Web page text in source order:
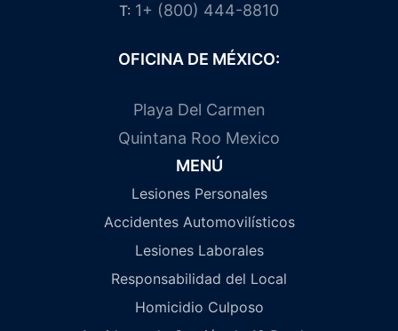
T: 1+ (800) 444-8810
OFICINA DE MÉXICO:
Playa Del Carmen
Quintana Roo Mexico
MENÚ
Lesiones Personales
Accidentes Automovilísticos
Lesiones Laborales
Responsabilidad del Local
Homicidio Culposo